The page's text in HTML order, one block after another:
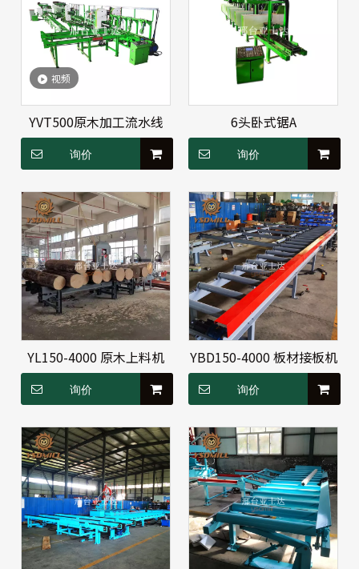
视频
YVT500原木加工流水线
询价
6头卧式锯A
询价
YL150-4000 原木上料机
询价
YBD150-4000 板材接板机
询价